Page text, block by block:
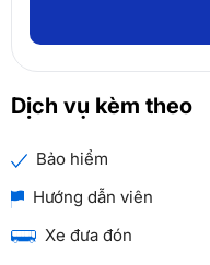
Dịch vụ kèm theo
Bảo hiểm
Hướng dẫn viên
Xe đưa đón